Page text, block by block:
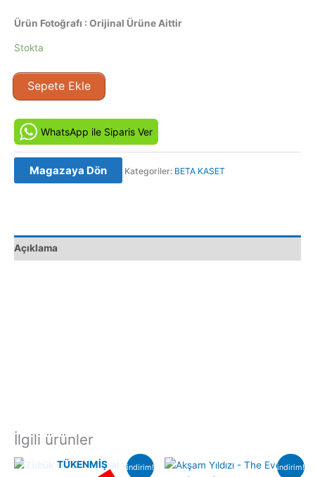
Ürün Fotoğrafı : Orijinal Ürüne Aittir
Stokta
Öyle
Bir
Ki
(1989)
Orijinal
Beta
Sepete Ekle
WhatsApp ile Siparis Ver
Magazaya Dön Kategoriler: BETA KASET
Açıklama
İlgili ürünler
indirim!
TÜKENMIŞ indirim!